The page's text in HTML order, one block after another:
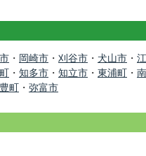
・ 岡崎市 ・ 刈谷市 ・ 犬山市 ・
・ 知多市 ・ 知立市 ・ 東浦町 ・
町 ・ 弥富市